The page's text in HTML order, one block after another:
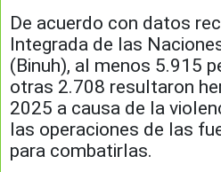
De acuerdo con datos
Integrada de las
(Binuh), al menos 5.915
otras 2.708 resultaron
2025 a causa de la
las operaciones de las
para combatirlas.